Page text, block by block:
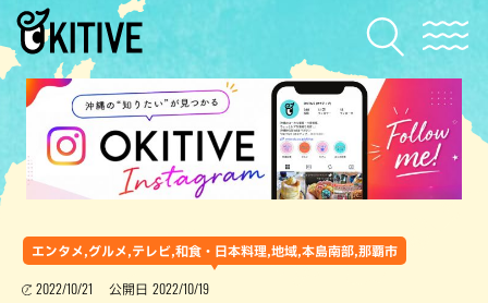
エンタメ,グルメ,テレビ,和食・日本料理,地域,本島南部,那覇市
2022/10/21 公開日 2022/10/19